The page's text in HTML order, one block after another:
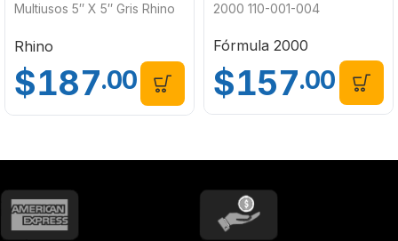
Multiusos 5″ X 5″ Gris Rhino
Rhino
$187.00
2000 110-001-004
Fórmula 2000
$157.00